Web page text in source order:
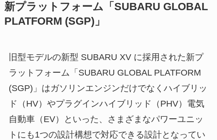
新プラットフォーム「SUBARU GLOBAL
PLATFORM (SGP)」
旧型モデルの新型 SUBARU XV に採用された新プ
ラットフォーム「SUBARU GLOBAL PLATFORM
(SGP)」はガソリンエンジンだけでなくハイブリッ
ド（HV）やプラグインハイブリッド（PHV）電気
自動車（EV）といった、さまざまなパワーユニッ
トにも1つの設計構想で対応できる設計となってい